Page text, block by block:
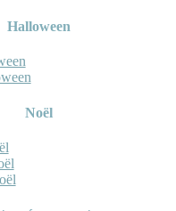
Halloween
Noël